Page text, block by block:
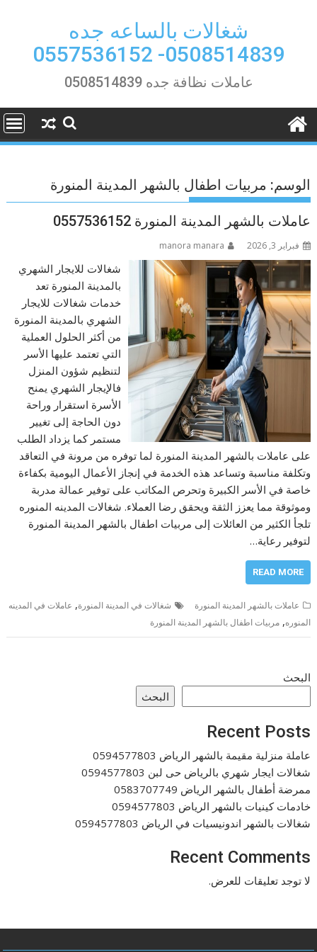
شغالات بالساعه جده
0508514839- 0557536152
عاملات نظافة جده 0508514839
الوسم: مربيات اطفال بالشهر المدينة المنورة
عاملات بالشهر المدينة المنورة 0557536152
فبراير 3, 2026 manora manara
شغالات للايجار الشهري
بالمدينة المنورة تعد
خدمات شغالات للايجار
الشهري بالمدينة المنورة
من أكثر الحلول العملية
التي تعتمد عليها الأسر
لتنظيم شؤون المنزل
فالإيجار الشهري يمنح
الأسرة استقرار وراحة
دون الحاجة إلى تغيير
مستمر كما يزداد الطلب
على عاملات بالشهر المدينة المنورة لما توفره من مرونة في التعاقد
وتكلفة مناسبة وتساعد هذه الخدمة في إنجاز الأعمال اليومية بكفاءة
خاصة في الأسر الكبيرة وتحرص المكاتب على توفير عمالة مدربة
وموثوقة مما يعزز الثقة ويحقق رضا العملاء. شغالات المدينه المنوره
تلجأ الكثير من العائلات إلى مربيات اطفال بالشهر المدينة المنورة
لتوفير رعاية…
READ MORE
عاملات بالشهر المدينة المنورة شغالات في المدينة المنورة, عاملات في المدينه
المنوره,مربيات اطفال بالشهر المدينة المنورة
البحث
البحث
Recent Posts
عاملة منزلية مقيمة بالشهر الرياض 0594577803
شغالات ايجار شهري بالرياض حى لبن 0594577803
ممرضة أطفال بالشهر الرياض 0583707749
خادمات كينيات بالشهر الرياض 0594577803
شغالات بالشهر اندونيسيات في الرياض 0594577803
Recent Comments
لا توجد تعليقات للعرض.